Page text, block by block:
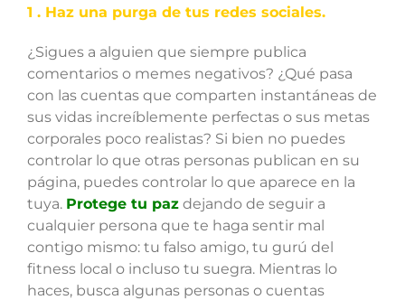
1 . Haz una purga de tus redes sociales.
¿Sigues a alguien que siempre publica
comentarios o memes negativos? ¿Qué pasa
con las cuentas que comparten instantáneas de
sus vidas increíblemente perfectas o sus metas
corporales poco realistas? Si bien no puedes
controlar lo que otras personas publican en su
página, puedes controlar lo que aparece en la
tuya. Protege tu paz dejando de seguir a
cualquier persona que te haga sentir mal
contigo mismo: tu falso amigo, tu gurú del
fitness local o incluso tu suegra. Mientras lo
haces, busca algunas personas o cuentas